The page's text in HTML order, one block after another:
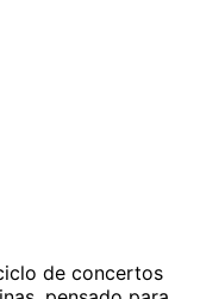
de concertos